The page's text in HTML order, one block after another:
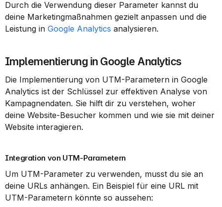
Durch die Verwendung dieser Parameter kannst du
deine Marketingmaßnahmen gezielt anpassen und die
Leistung in Google Analytics analysieren.
Implementierung in Google Analytics
Die Implementierung von UTM-Parametern in Google
Analytics ist der Schlüssel zur effektiven Analyse von
Kampagnendaten. Sie hilft dir zu verstehen, woher
deine Website-Besucher kommen und wie sie mit deiner
Website interagieren.
Integration von UTM-Parametern
Um UTM-Parameter zu verwenden, musst du sie an
deine URLs anhängen. Ein Beispiel für eine URL mit
UTM-Parametern könnte so aussehen: